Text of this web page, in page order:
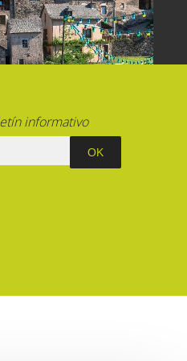
informativo